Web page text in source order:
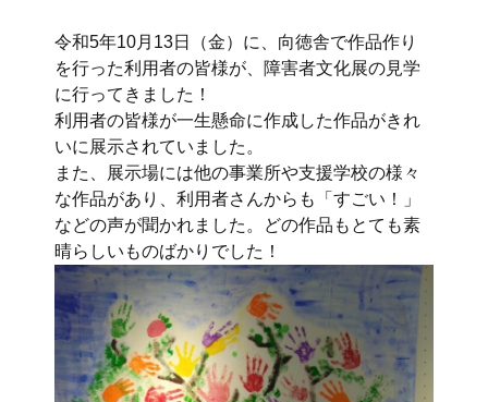
令和5年10月13日（金）に、向徳舎で作品作り
を行った利用者の皆様が、障害者文化展の見学
に行ってきました！
利用者の皆様が一生懸命に作成した作品がきれ
いに展示されていました。
また、展示場には他の事業所や支援学校の様々
な作品があり、利用者さんからも「すごい！」
などの声が聞かれました。どの作品もとても素
晴らしいものばかりでした！